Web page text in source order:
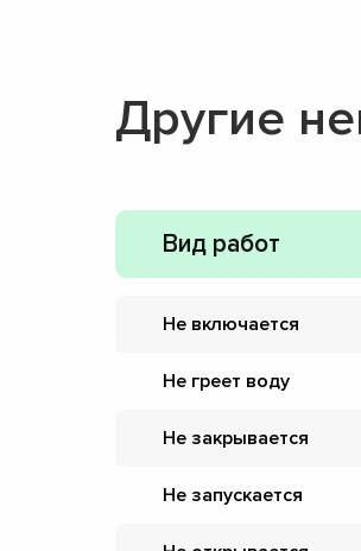
Другие
Вид работ
Не включается
Не греет воду
Не закрывается
Не запускается